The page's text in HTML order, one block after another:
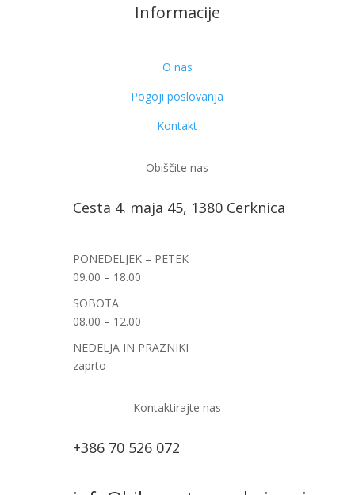
Informacije
O nas
Pogoji poslovanja
Kontakt
Obiščite nas
Cesta 4. maja 45, 1380 Cerknica
PONEDELJEK – PETEK
09.00 – 18.00
SOBOTA
08.00 – 12.00
NEDELJA IN PRAZNIKI
zaprto
Kontaktirajte nas
+386 70 526 072